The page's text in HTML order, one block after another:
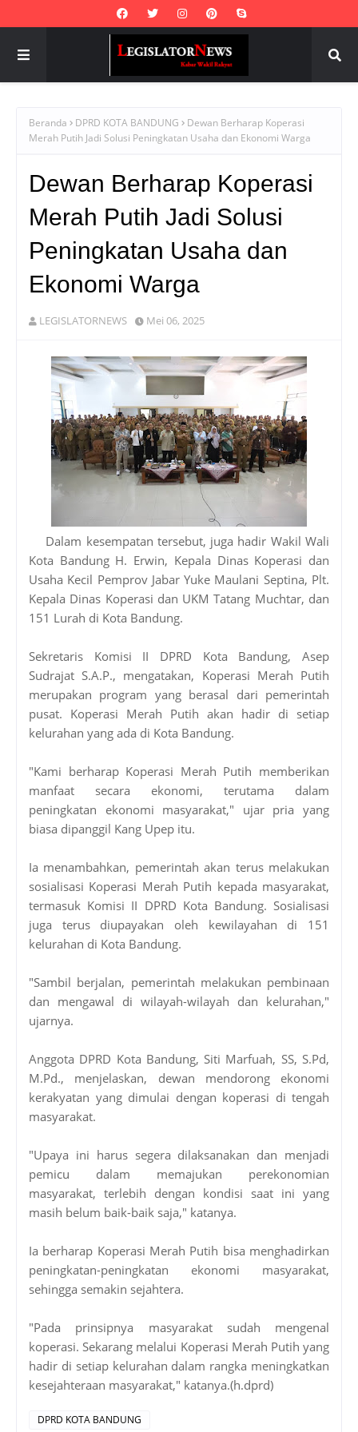
Beranda DPRD KOTA BANDUNG
Dewan Berharap Koperasi
Merah Putih Jadi Solusi Peningkatan Usaha dan Ekonomi Warga
Dewan Berharap Koperasi
Merah Putih Jadi Solusi
Peningkatan Usaha dan
Ekonomi Warga
LEGISLATORNEWS Mei 06, 2025
Dalam kesempatan tersebut, juga hadir Wakil Wali
Kota Bandung H. Erwin, Kepala Dinas Koperasi dan
Usaha Kecil Pemprov Jabar Yuke Maulani Septina, Plt.
Kepala Dinas Koperasi dan UKM Tatang Muchtar, dan
151 Lurah di Kota Bandung.
Sekretaris Komisi II DPRD Kota Bandung, Asep
Sudrajat S.A.P., mengatakan, Koperasi Merah Putih
merupakan program yang berasal dari pemerintah
pusat. Koperasi Merah Putih akan hadir di setiap
kelurahan yang ada di Kota Bandung.
"Kami berharap Koperasi Merah Putih memberikan
manfaat secara ekonomi, terutama dalam
peningkatan ekonomi masyarakat," ujar pria yang
biasa dipanggil Kang Upep itu.
Ia menambahkan, pemerintah akan terus melakukan
sosialisasi Koperasi Merah Putih kepada masyarakat,
termasuk Komisi II DPRD Kota Bandung. Sosialisasi
juga terus diupayakan oleh kewilayahan di 151
kelurahan di Kota Bandung.
"Sambil berjalan, pemerintah melakukan pembinaan
dan mengawal di wilayah-wilayah dan kelurahan,"
ujarnya.
Anggota DPRD Kota Bandung, Siti Marfuah, SS, S.Pd,
M.Pd., menjelaskan, dewan mendorong ekonomi
kerakyatan yang dimulai dengan koperasi di tengah
masyarakat.
"Upaya ini harus segera dilaksanakan dan menjadi
pemicu dalam memajukan perekonomian
masyarakat, terlebih dengan kondisi saat ini yang
masih belum baik-baik saja," katanya.
Ia berharap Koperasi Merah Putih bisa menghadirkan
peningkatan-peningkatan ekonomi masyarakat,
sehingga semakin sejahtera.
"Pada prinsipnya masyarakat sudah mengenal
koperasi. Sekarang melalui Koperasi Merah Putih yang
hadir di setiap kelurahan dalam rangka meningkatkan
kesejahteraan masyarakat," katanya.(h.dprd)
DPRD KOTA BANDUNG